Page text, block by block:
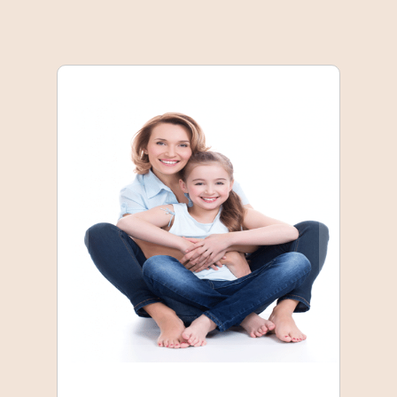
Ενημέρωση γονέων
Ενημέρωση των γονέων
για τις παθήσεις αλλά και
την αντιμετώπισης τους.
Συχνές ερωτήσεις,
πληροφορίες, απαντήσεις.